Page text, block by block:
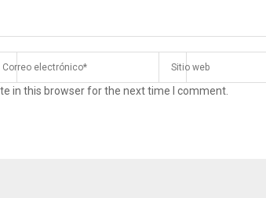
in this browser for the next time I comment.